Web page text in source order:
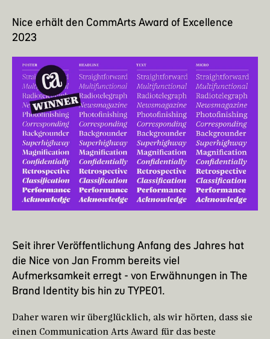
Nice erhält den CommArts Award of Excellence
2023
Seit ihrer Veröffentlichung Anfang des Jahres hat
die Nice von Jan Fromm bereits viel
Aufmerksamkeit erregt - von Erwähnungen in The
Brand Identity bis hin zu TYPE01.
Daher waren wir überglücklich, als wir hörten, dass sie
einen Communication Arts Award für das beste